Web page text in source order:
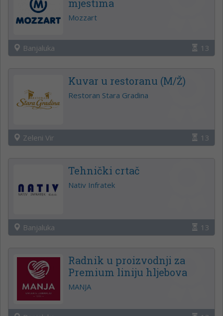
mjestima
Mozzart
Banjaluka 13
Kuvar u restoranu (M/Ž)
Restoran Stara Gradina
Zeleni Vir 13
Tehnički crtač
Nativ Infratek
Banjaluka 13
Radnik u proizvodnji za
Premium liniju hljebova
MANJA